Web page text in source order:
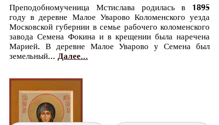
Преподобномученица Мстислава родилась в 1895
году в деревне Малое Уварово Коломенского уезда
Московской губернии в семье рабочего коломенского
завода Семена Фокина и в крещении была наречена
Марией. В деревне Малое Уварово у Семена был
земельный... Далее...